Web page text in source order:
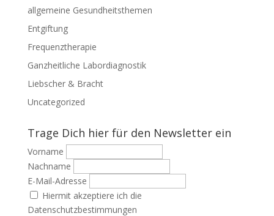
allgemeine Gesundheitsthemen
Entgiftung
Frequenztherapie
Ganzheitliche Labordiagnostik
Liebscher & Bracht
Uncategorized
Trage Dich hier für den Newsletter ein
Vorname
Nachname
E-Mail-Adresse
Hiermit akzeptiere ich die
Datenschutzbestimmungen